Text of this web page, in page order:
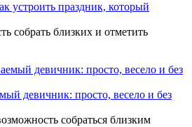
устроить праздник, который
собрать близких и отметить
девичник: просто, весело и без
собраться близким